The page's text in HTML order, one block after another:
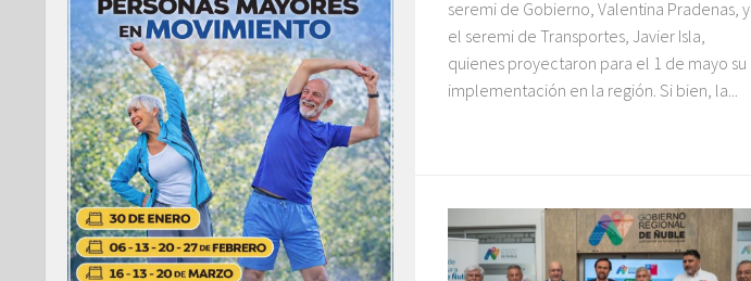
seremi de Gobierno, Valentina Pradenas, y
el seremi de Transportes, Javier Isla,
quienes proyectaron para el 1 de mayo su
implementación en la región. Si bien, la...